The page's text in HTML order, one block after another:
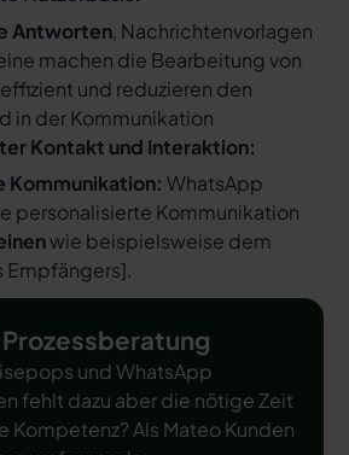
Antworten, Nachrichtenvorlagen
machen die Bearbeitung von
und reduzieren den
in der Kommunikation
Kontakt und Interaktion:
Kommunikation: WhatsApp
personalisierte Kommunikation
wie beispielsweise dem
Empfängers].
und WhatsApp
fehlt dazu aber die nötige Zeit
Kompetenz? Als Mateo Kunden